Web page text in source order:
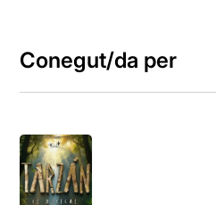
Conegut/da per